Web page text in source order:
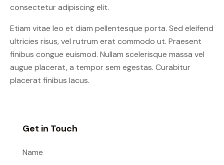
consectetur adipiscing elit.
Etiam vitae leo et diam pellentesque porta. Sed eleifend
ultricies risus, vel rutrum erat commodo ut. Praesent
finibus congue euismod. Nullam scelerisque massa vel
augue placerat, a tempor sem egestas. Curabitur
placerat finibus lacus.
Get in Touch